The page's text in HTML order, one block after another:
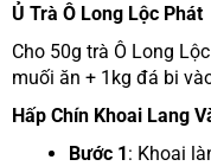
Ủ Trà Ô Long Lộc Phát
Cho 50g trà Ô Long
muối ăn + 1kg đá bi
Hấp Chín Khoai Lang
Bước 1: Khoai